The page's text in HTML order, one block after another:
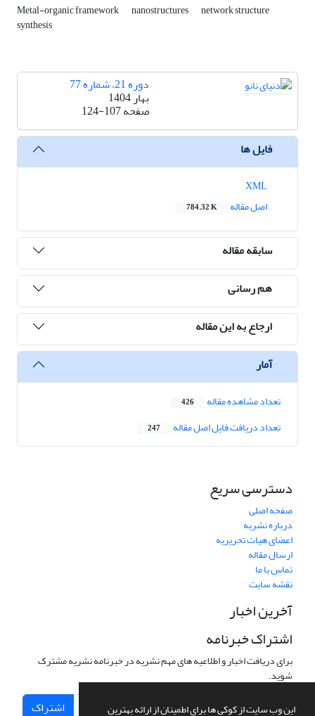
این وب سایت از کوکی ها برای اطمینان از ارائه بهترین
Metal-organic framework nanostructures network structure
synthesis
دوره 21، شماره 77
بهار 1404
صفحه124-107
فایل ها
اصل مقاله
784.32 K
سابقه مقاله
هم رسانی
ارجاع به این مقاله
آمار
تعداد مشاهده مقاله 426
تعداد دریافت فایل اصل مقاله 247
دسترسی سریع
صفحه اصلی
درباره نشریه
اعضای هیات تحریریه
ارسال مقاله
تماس با ما
نقشه سایت
آخرین اخبار
اشتراک خبرنامه
برای دریافت اخبار و اطلاعیه های مهم نشریه در خبرنامه نشریه مشترک
شوید.
اشتراک